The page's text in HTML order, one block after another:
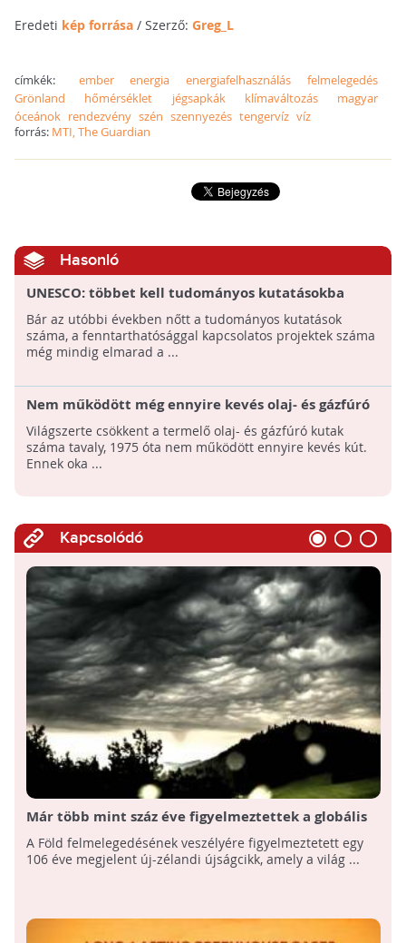
Eredeti kép forrása/ Szerző: Greg_L
címkék: ember energia energiafelhasználás
felmelegedés
Grönland
hőmérséklet jégsapkák klímaváltozás
magyar
óceánok rendezvény szén szennyezés tengervíz víz
forrás: MTI, The Guardian
Hasonló
UNESCO: többet kell tudományos kutatásokba
fektetni, hogy megelőzzük a válságokat
Bár az utóbbi években nőtt a tudományos kutatások
száma, a fenntarthatósággal kapcsolatos projektek száma
még mindig elmarad a ...
Nem működött még ennyire kevés olaj- és gázfúró
kút a világon 1975 óta
Világszerte csökkent a termelő olaj- és gázfúró kutak
száma tavaly, 1975 óta nem működött ennyire kevés kút.
Ennek oka ...
Kapcsolódó
Már több mint száz éve figyelmeztettek a globális
felmelegedésre
A Föld felmelegedésének veszélyére figyelmeztetett egy
106 éve megjelent új-zélandi újságcikk, amely a világ ...